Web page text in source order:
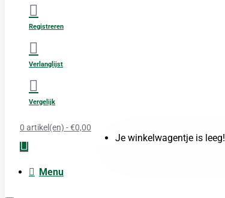
Registreren
Verlanglijst
Vergelijk
0 artikel(en) - €0,00
Je winkelwagentje is leeg!
Menu